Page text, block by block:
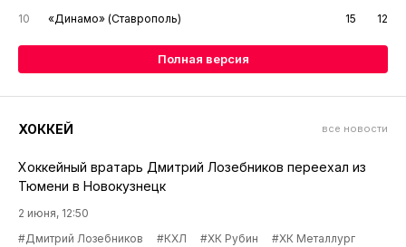
10
«Динамо» (Ставрополь) 15 12
Полная версия
ХОККЕЙ все новости
Хоккейный вратарь Дмитрий Лозебников переехал из
Тюмени в Новокузнецк
2 июня, 12:50
#Дмитрий Лозебников
#КХЛ #ХК Рубин #ХК Металлург